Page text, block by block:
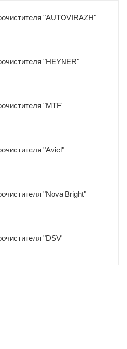
"AUTOVIRAZH"
"HEYNER"
"MTF"
"Aviel"
"Nova Bright"
"DSV"